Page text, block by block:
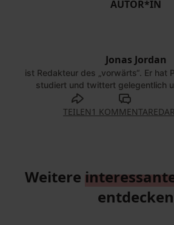
AUTOR*IN
Jonas Jordan
ist Redakteur des „vorwärts“. Er hat
studiert und twittert gelegentlich
TEILEN 1 KOMMENTARE
Weitere
entdecken